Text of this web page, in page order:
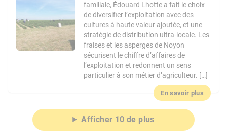
familiale, Édouard Lhotte a fait le choix
de diversifier l’exploitation avec des
cultures à haute valeur ajoutée, et une
stratégie de distribution ultra-locale. Les
fraises et les asperges de Noyon
sécurisent le chiffre d’affaires de
l’exploitation et redonnent un sens
particulier à son métier d’agriculteur. […]
En savoir plus
Afficher 10 de plus